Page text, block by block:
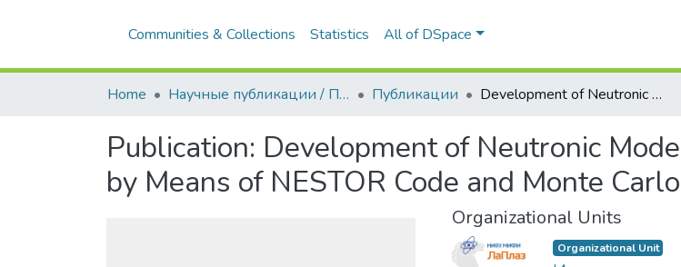
Communities & Collections Statistics All of DSpace
Home Научные публикации / Препринты Публикации Development of Neutronic Model of Hybrid DEMO-FNS Reactor by Means of NESTOR Code and Monte Carlo Method
Publication: Development of Neutronic
by Means of NESTOR Code and Monte
Organizational Units
Organizational Unit